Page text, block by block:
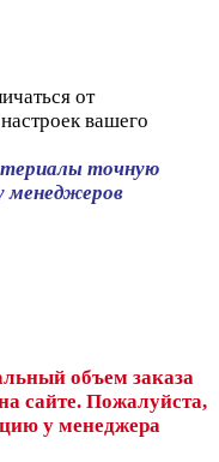
от
вашего
точную
менеджеров
объем заказа
сайте. Пожалуйста,
у менеджера